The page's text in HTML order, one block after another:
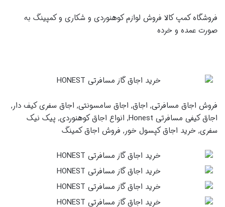
فروشگاه کمپ کالا فروش لوازم کوهنوردی و شکاری و کمپینگ به
صورت عمده و خرده
فروش اجاق مسافرتی, اجاق, اجاق سامسونتی, اجاق سفری کیف دار,
اجاق کیفی مسافرتی Honest, انواع اجاق کوهنوردی, پیک نیک
سفری, خرید اجاق کپسول خور, فروش اجاق کمینگ